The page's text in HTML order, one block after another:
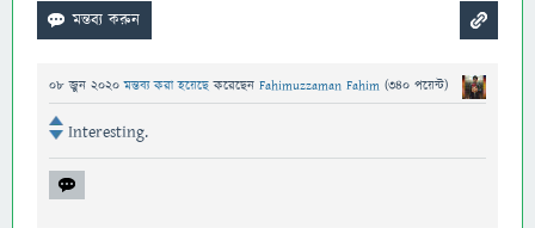
08 জুন 2020 মন্তব্য করা হয়েছেকরেছেন Fahimuzzaman Fahim (340 পয়েন্ট)
Interesting.